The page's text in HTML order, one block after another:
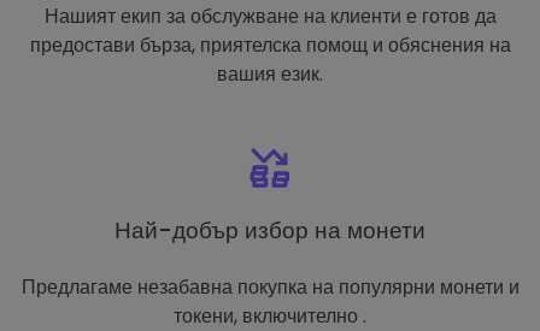
Нашият екип за обслужване на клиенти е готов да
предостави бърза, приятелска помощ и обяснения на
вашия език.
Най-добър избор на монети
Предлагаме незабавна покупка на популярни монети и
токени, включително .